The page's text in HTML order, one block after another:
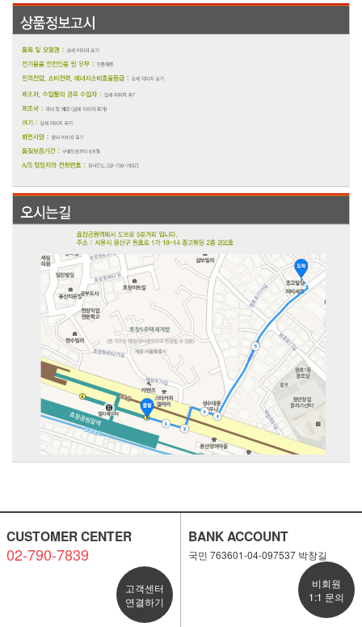
CUSTOMER CENTER
02-790-7839
고객센터
연결하기
BANK ACCOUNT
국민 763601-04-097537 박창길
비회원
1:1 문의